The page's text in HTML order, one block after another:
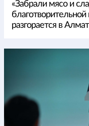
«Забрали мясо и
разгорается в